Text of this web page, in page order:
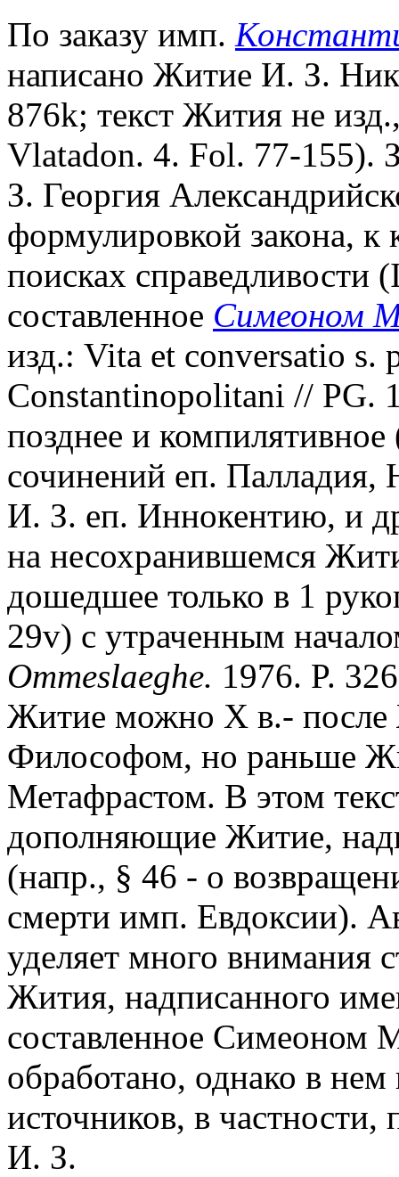
По заказу имп.
написано Житие И. З.
876k; текст Жития не
Vlatadon. 4. Fol. 77-155).
З. Георгия
формулировкой закона, к
поисках
составленное Симеоном
изд.: Vita et conversatio s.
Constantinopolitani // PG.
позднее и
сочинений еп.
И. З. еп. Иннокентию, и
на несохранившемся
дошедшее только в 1
29v) с утраченным
Ommeslaeghe. 1976. P.
Житие можно X в.- после
Философом, но раньше
Метафрастом. В этом
дополняющие Житие,
(напр., § 46 - о
смерти имп. Евдоксии).
уделяет много внимания
Жития, надписанного
составленное Симеоном
обработано, однако в нем
источников, в
И. З.